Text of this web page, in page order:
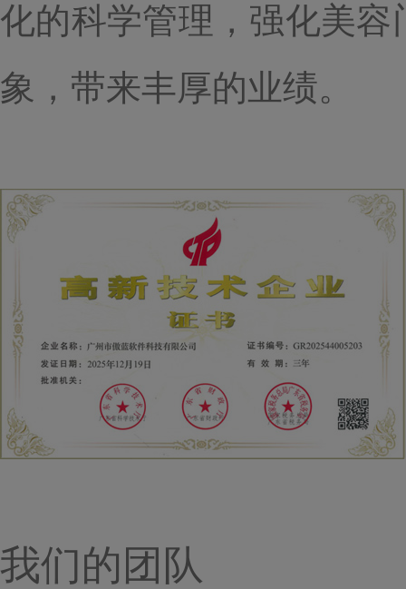
化的科学管理，强化美
象，带来丰厚的业绩。
我们的团队